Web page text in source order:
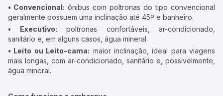
• Convencional: ônibus com poltronas do tipo convencional
geralmente possuem uma inclinação até 45º e banheiro.
• Executivo: poltronas confortáveis, ar-condicionado,
sanitário e, em alguns casos, água mineral.
• Leito ou Leito-cama: maior inclinação, ideal para viagens
mais longas, com ar-condicionado, sanitário e, possivelmente,
água mineral.